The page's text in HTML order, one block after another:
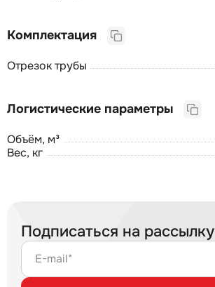
Комплектация
Отрезок трубы
Логистические параметры
Объём, м³
Вес, кг
Подписаться на рассылку
E-mail*